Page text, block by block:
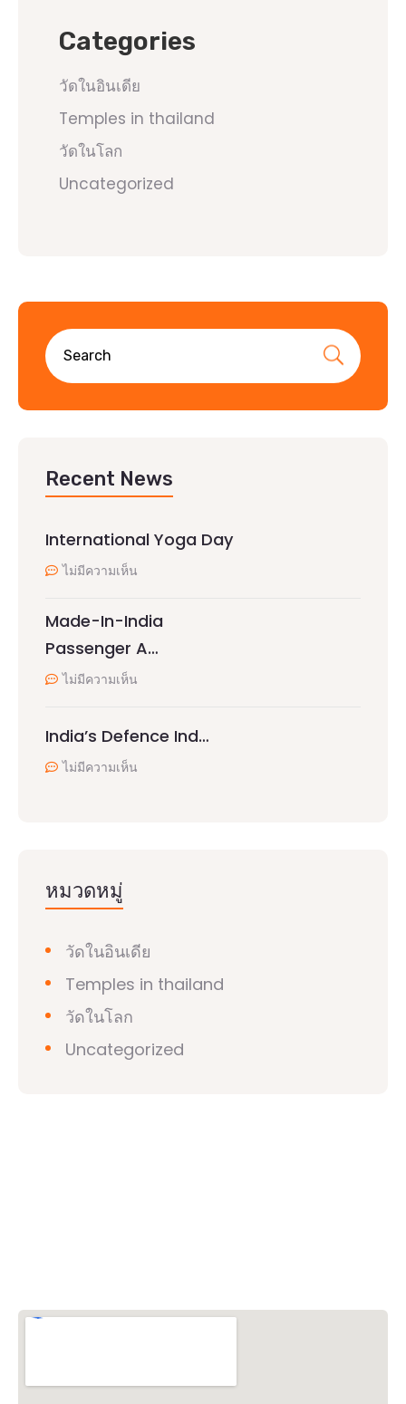
Categories
วัดในอินเดีย
Temples in thailand
วัดในโลก
Uncategorized
Recent News
International Yoga Day
ไม่มีความเห็น
Made-In-India
Passenger A…
ไม่มีความเห็น
India’s Defence Ind…
ไม่มีความเห็น
หมวดหมู่
วัดในอินเดีย
Temples in thailand
วัดในโลก
Uncategorized